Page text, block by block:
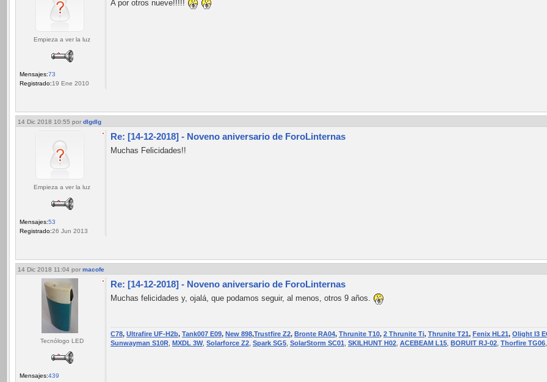
Empieza a ver la luz
Mensajes:73
Registrado:19 Ene 2010
A por otros nueve!!!!!
14 Dic 2018 10:55 por dlgdlg
Empieza a ver la luz
Mensajes:53
Registrado:26 Jun 2013
Re: [14-12-2018] - Noveno aniversario de ForoLinternas
Muchas Felicidades!!
14 Dic 2018 11:04 por macofe
Tecnólogo LED
Mensajes:439
Re: [14-12-2018] - Noveno aniversario de ForoLinternas
Muchas felicidades y, ojalá, que podamos seguir, al menos, otros 9 años.
C78, Ultrafire UF-H2b, Tank007 E09, New 898,Trustfire Z2, Bronte RA04, Thrunite T10, 2 Thrunite Ti, Thrunite T21, Fenix HL21, Olight I3
Sunwayman S10R MXDL 3W, Solarforce Z2 Spark SG5 SolarStorm SC01 SKILHUNT H02 ACEBEAM L15 BORUIT RJ-02 Thorfire TG06